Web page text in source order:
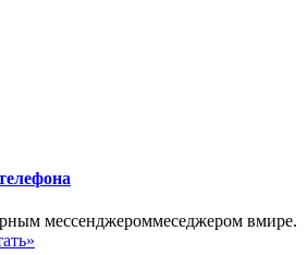
мессенджероммеседжером вмире.